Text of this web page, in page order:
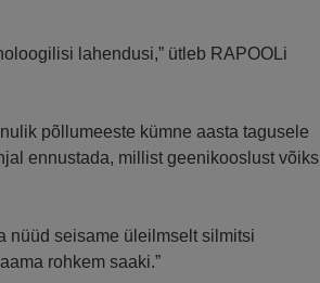
lahendusi,” ütleb RAPOOLi
põllumeeste kümne aasta tagusele
ennustada, millist geenikooslust võiks
nüüd seisame üleilmselt silmitsi
rohkem saaki.”